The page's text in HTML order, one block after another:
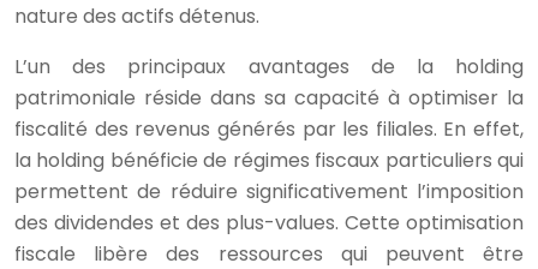
nature des actifs détenus.
L’un des principaux avantages de la holding
patrimoniale réside dans sa capacité à optimiser la
fiscalité des revenus générés par les filiales. En effet,
la holding bénéficie de régimes fiscaux particuliers qui
permettent de réduire significativement l’imposition
des dividendes et des plus-values. Cette optimisation
fiscale libère des ressources qui peuvent être